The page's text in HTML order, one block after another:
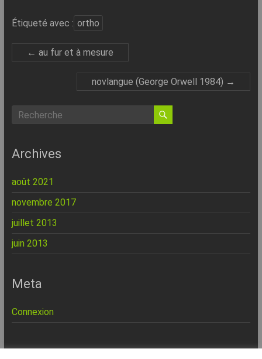
Étiqueté avec : ortho
← au fur et à mesure
novlangue (George Orwell 1984) →
Archives
août 2021
novembre 2017
juillet 2013
juin 2013
Meta
Connexion